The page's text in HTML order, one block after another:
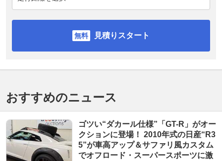
見積りスタート
おすすめのニュース
ゴツい“ダカール仕様”「GT-R」がオー
クションに登場！ 2010年式の日産“R3
5”が車高アップ＆サファリ風カスタム
でオフロード・スーパースポーツに激